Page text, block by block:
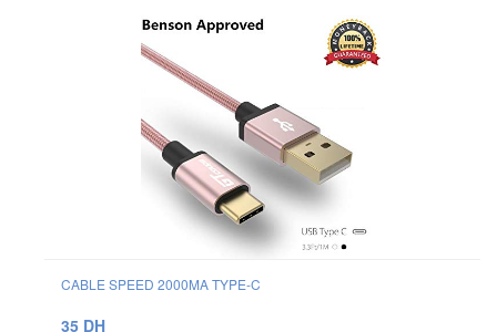
CABLE SPEED 2000MA TYPE-C
35 DH